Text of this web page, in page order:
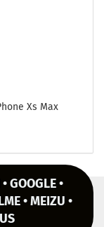
Xs Max
GOOGLE •
• MEIZU •